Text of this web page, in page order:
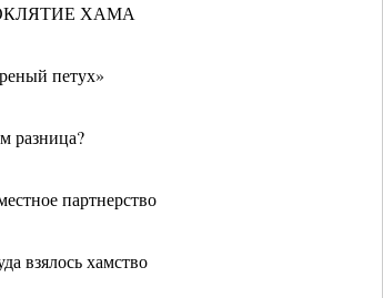
ХАМА
петух»
разница?
партнерство
взялось хамство